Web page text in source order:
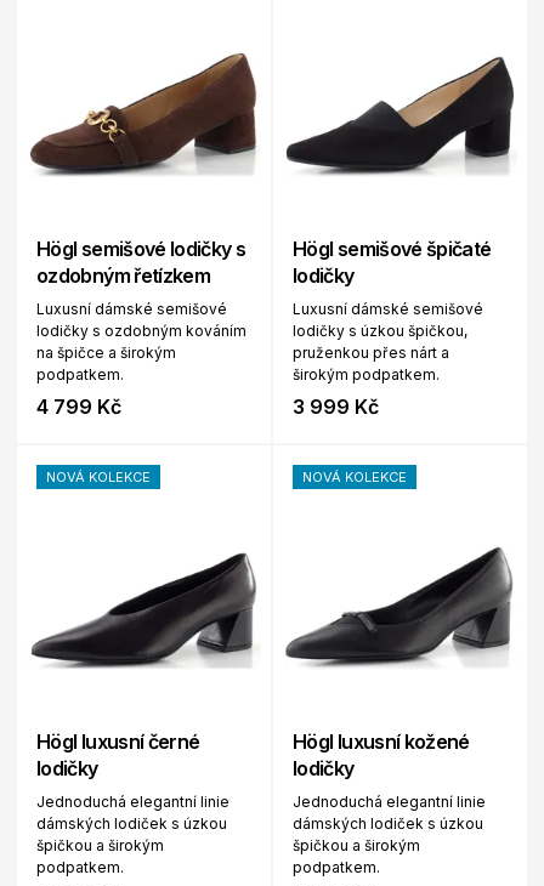
Högl semišové lodičky s
ozdobným řetízkem
Luxusní dámské semišové
lodičky s ozdobným kováním
na špičce a širokým
podpatkem.
4 799 Kč
Högl semišové špičaté
lodičky
Luxusní dámské semišové
lodičky s úzkou špičkou,
pruženkou přes nárt a
širokým podpatkem.
3 999 Kč
NOVÁ KOLEKCE
Högl luxusní černé
lodičky
Jednoduchá elegantní linie
dámských lodiček s úzkou
špičkou a širokým
podpatkem.
NOVÁ KOLEKCE
Högl luxusní kožené
lodičky
Jednoduchá elegantní linie
dámských lodiček s úzkou
špičkou a širokým
podpatkem.